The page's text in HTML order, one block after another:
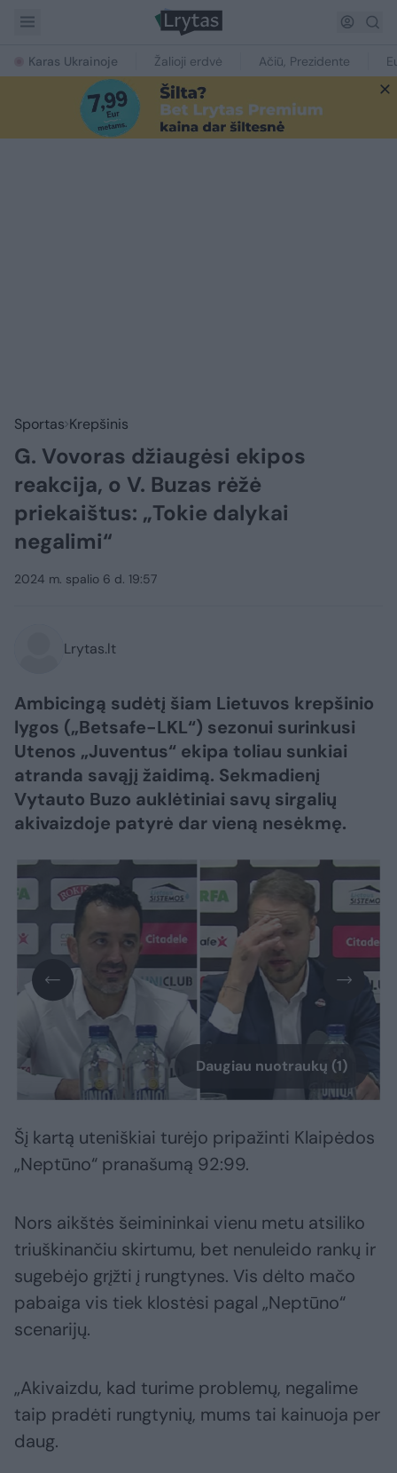
Karas Ukrainoje Žalioji erdvė Ačiū, Prezidente
Sportas Krepšinis
G. Vovoras džiaugėsi ekipos
reakcija, o V. Buzas rėžė
priekaištus: „Tokie dalykai
negalimi“
2024 m. spalio 6 d. 19:57
Lrytas.lt
Ambicingą sudėtį šiam Lietuvos krepšinio
lygos („Betsafe-LKL“) sezonui surinkusi
Utenos „Juventus“ ekipa toliau sunkiai
atranda savąjį žaidimą. Sekmadienį
Vytauto Buzo auklėtiniai savų sirgalių
akivaizdoje patyrė dar vieną nesėkmę.
Daugiau nuotraukų (1)
Šį kartą uteniškiai turėjo pripažinti Klaipėdos
„Neptūno“ pranašumą 92:99.
Nors aikštės šeimininkai vienu metu atsiliko
triuškinančiu skirtumu, bet nenuleido rankų ir
sugebėjo grįžti į rungtynes. Vis dėlto mačo
pabaiga vis tiek klostėsi pagal „Neptūno“
scenarijų.
„Akivaizdu, kad turime problemų, negalime
taip pradėti rungtynių, mums tai kainuoja per
daug.